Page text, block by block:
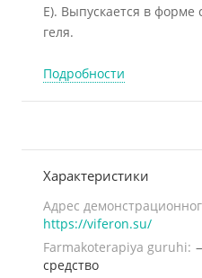
Е). Выпускается в форме
геля.
Подробности
Характеристики
Адрес
https://viferon.su/
Farmakoterapiya guruhi:
средство